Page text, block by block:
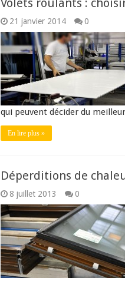
Volets roulants :
21 janvier 2014 0
qui peuvent décider du
En lire plus »
Déperditions de
8 juillet 2013 0